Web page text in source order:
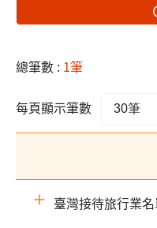
總筆數 : 1筆
每頁顯示筆數
臺灣接待旅行業